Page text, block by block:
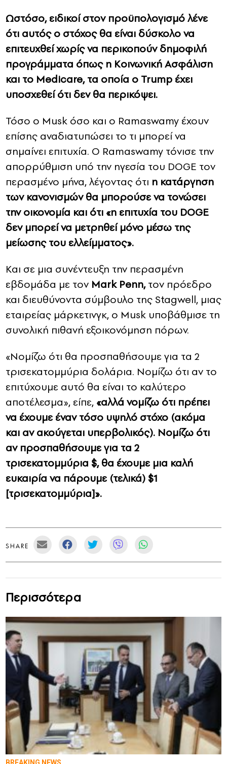
Ωστόσο, ειδικοί στον προϋπολογισμό λένε
ότι αυτός ο στόχος θα είναι δύσκολο να
επιτευχθεί χωρίς να περικοπούν δημοφιλή
προγράμματα όπως η Κοινωνική Ασφάλιση
και το Medicare, τα οποία ο Trump έχει
υποσχεθεί ότι δεν θα περικόψει.
Τόσο ο Musk όσο και ο Ramaswamy έχουν
επίσης αναδιατυπώσει το τι μπορεί να
σημαίνει επιτυχία. Ο Ramaswamy τόνισε την
απορρύθμιση υπό την ηγεσία του DOGE τον
περασμένο μήνα, λέγοντας ότι η κατάργηση
των κανονισμών θα μπορούσε να τονώσει
την οικονομία και ότι «η επιτυχία του DOGE
δεν μπορεί να μετρηθεί μόνο μέσω της
μείωσης του ελλείμματος».
Και σε μια συνέντευξη την περασμένη
εβδομάδα με τον Mark Penn,τον πρόεδρο
και διευθύνοντα σύμβουλο της Stagwell, μιας
εταιρείας μάρκετινγκ, ο Musk υποβάθμισε τη
συνολική πιθανή εξοικονόμηση πόρων.
«Νομίζω ότι θα προσπαθήσουμε για τα 2
τρισεκατομμύρια δολάρια. Νομίζω ότι αν το
επιτύχουμε αυτό θα είναι το καλύτερο
αποτέλεσμα», είπε, «αλλά νομίζω ότι πρέπει
να έχουμε έναν τόσο υψηλό στόχο (ακόμα
και αν ακούγεται υπερβολικός). Νομίζω ότι
αν προσπαθήσουμε για τα 2
τρισεκατομμύρια $, θα έχουμε μια καλή
ευκαιρία να πάρουμε (τελικά) $1
[τρισεκατομμύρια]».
SHARE
Περισσότερα